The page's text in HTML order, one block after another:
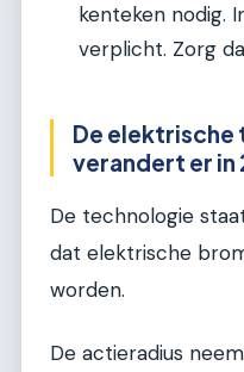
kenteken nodig.
verplicht. Zorg
De
verandert er in
De technologie
dat elektrische
worden.
De actieradius